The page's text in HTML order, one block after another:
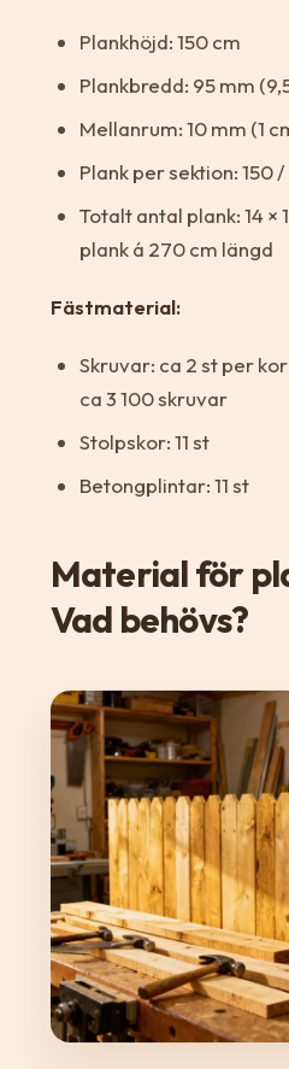
Plankhöjd: 150 cm
Plankbredd: 95 mm
Mellanrum: 10 mm (1
Plank per sektion: 150 /
Totalt antal plank: 14 ×
plank á 270 cm längd
Fästmaterial:
Skruvar: ca 2 st per
ca 3 100 skruvar
Stolpskor: 11 st
Betongplintar: 11 st
Material för
Vad behövs?